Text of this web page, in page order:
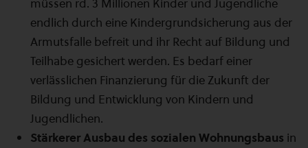
müssen rd. 3 Millionen Kinder und Jugendliche
endlich durch eine Kindergrundsicherung aus der
Armutsfalle befreit und ihr Recht auf Bildung und
Teilhabe gesichert werden. Es bedarf einer
verlässlichen Finanzierung für die Zukunft der
Bildung und Entwicklung von Kindern und
Jugendlichen.
Stärkerer Ausbau des sozialen Wohnungsbaus in